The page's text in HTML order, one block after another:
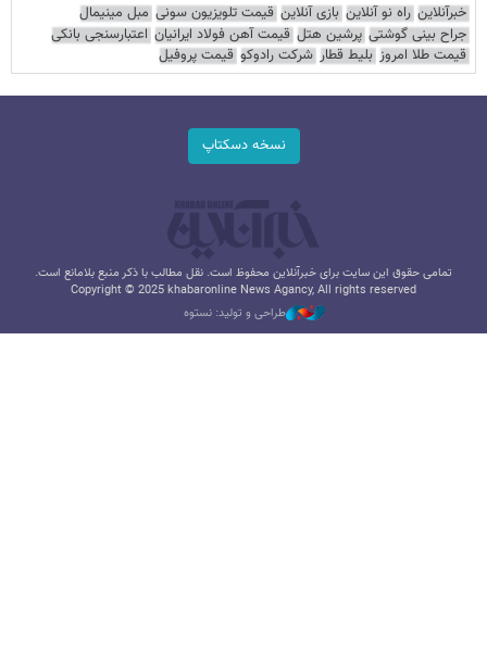
خبرآنلاین راه نو آنلاین بازی آنلاین قیمت تلویزیون سونی مبل مینیمال
جراح بینی گوشتی پرشین هتل قیمت آهن فولاد ایرانیان اعتبارسنجی بانکی
قیمت طلا امروز بلیط قطار شرکت رادوکو قیمت پروفیل
نسخه دسکتاپ
تمامی حقوق این سایت برای خبرآنلاین محفوظ است. نقل مطالب با ذکر منبع بلامانع است.
Copyright © 2025 khabaronline News Agancy, All rights reserved
طراحی و تولید: نستوه